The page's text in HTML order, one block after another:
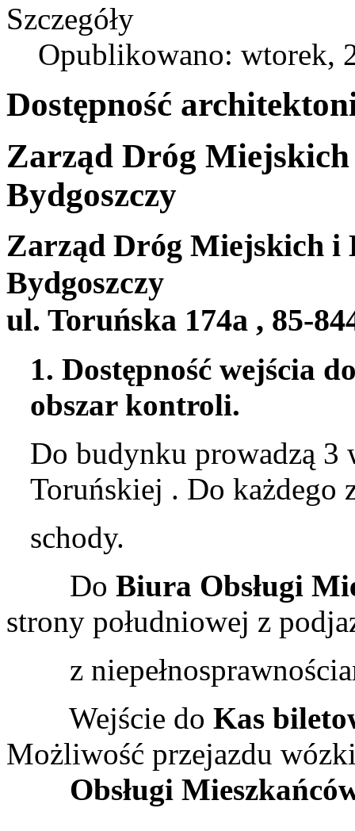
Szczegóły
Opublikowano: wtorek,
Dostępność
Zarząd Dróg
Bydgoszczy
Zarząd Dróg Miejskich i
Bydgoszczy
ul. Toruńska 174a , 85-
1. Dostępność wejścia
obszar kontroli.
Do budynku prowadzą
Toruńskiej . Do każdego
schody.
Do Biura Obsługi
strony południowej z
z
Wejście do Kas
Możliwość przejazdu
Obsługi